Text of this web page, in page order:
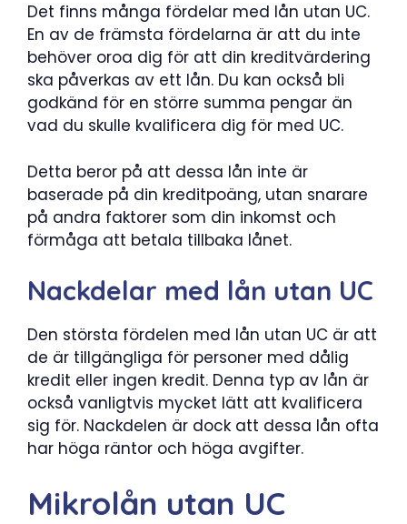
Det finns många fördelar med lån utan UC.
En av de främsta fördelarna är att du inte
behöver oroa dig för att din kreditvärdering
ska påverkas av ett lån. Du kan också bli
godkänd för en större summa pengar än
vad du skulle kvalificera dig för med UC.
Detta beror på att dessa lån inte är
baserade på din kreditpoäng, utan snarare
på andra faktorer som din inkomst och
förmåga att betala tillbaka lånet.
Nackdelar med lån utan UC
Den största fördelen med lån utan UC är att
de är tillgängliga för personer med dålig
kredit eller ingen kredit. Denna typ av lån är
också vanligtvis mycket lätt att kvalificera
sig för. Nackdelen är dock att dessa lån ofta
har höga räntor och höga avgifter.
Mikrolån utan UC